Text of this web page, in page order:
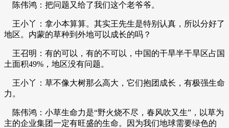
陈伟鸿：把问题又给了我们这个老爷爷。
王小丫：拿小本算算。其实王先生是特别认真，所以分好了
地区。内蒙的草种到外地可以成长的吗？
王召明：有的可以，有的不可以，中国的干旱半干旱区占国
土面积49%，地区没有问题。
王小丫：草不像大树那么高大，它们抱团成长，有极强生命
力。
陈伟鸿：小草生命力是“野火烧不尽，春风吹又生”，以草为
主的企业集团一定有旺盛的生命。因为我们地球需要绿色的